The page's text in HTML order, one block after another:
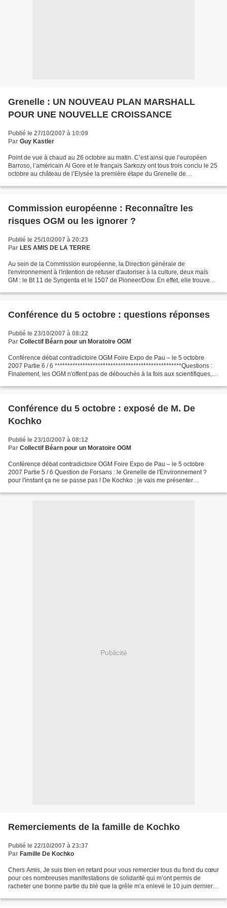
Grenelle : UN NOUVEAU PLAN MARSHALL
POUR UNE NOUVELLE CROISSANCE
Publié le 27/10/2007 à 10:09
Par Guy Kastler
Point de vue à chaud au 26 octobre au matin. C’est ainsi que l’européen
Barroso, l’américain Al Gore et le français Sarkozy ont tous trois conclu le 25
octobre au château de l’Elysée la première étape du Grenelle de
Commission européenne : Reconnaître les
risques OGM ou les ignorer ?
Publié le 25/10/2007 à 20:23
Par LES AMIS DE LA TERRE
Au sein de la Commission européenne, la Direction générale de
l'environnement à l'intention de refuser d'autoriser à la culture, deux maïs
GM : le Bt 11 de Syngenta et le 1507 de Pioneer/Dow. En effet, elle trouve
Conférence du 5 octobre : questions réponses
Publié le 23/10/2007 à 08:22
Par Collectif Béarn pour un Moratoire OGM
Conférence débat contradictoire OGM Foire Expo de Pau – le 5 octobre
2007 Partie 6 / 6 **************************************************Questions :
Finalement, les OGM n'offent pas de débouchés à la fois aux scientifiques, et
Conférence du 5 octobre : exposé de M. De
Kochko
Publié le 23/10/2007 à 08:12
Par Collectif Béarn pour un Moratoire OGM
Conférence débat contradictoire OGM Foire Expo de Pau – le 5 octobre
2007 Partie 5 / 6 Question de Forsans : le Grenelle de l'Environnement ?
pour l'instant ça ne se passe pas ! De Kochko : je vais me présenter
Publicité
Remerciements de la famille de Kochko
Publié le 22/10/2007 à 23:37
Par Famille De Kochko
Chers Amis, Je suis bien en retard pour vous remercier tous du fond du cœur
pour ces nombreuses manifestations de solidarité qui m’ont permis de
racheter une bonne partie du blé que la grêle m’a enlevé le 10 juin dernier,